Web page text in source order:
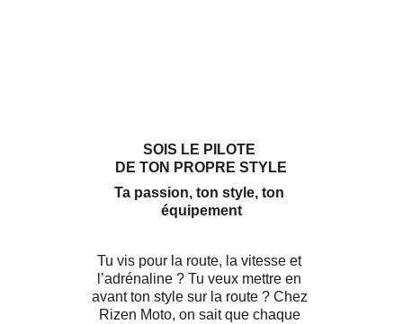
SOIS LE PILOTE
DE TON PROPRE STYLE
Ta passion, ton style, ton
équipement
Tu vis pour la route, la vitesse et
l’adrénaline ? Tu veux mettre en
avant ton style sur la route ? Chez
Rizen Moto, on sait que chaque